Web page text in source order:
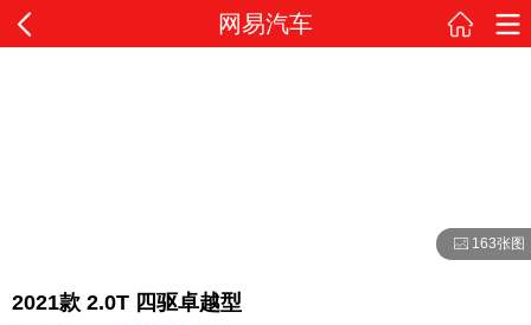
网易汽车
163张图
2021款 2.0T 四驱卓越型